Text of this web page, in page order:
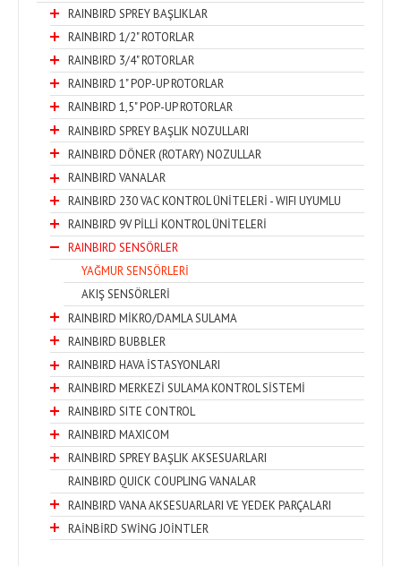
RAINBIRD SPREY BAŞLIKLAR
RAINBIRD 1/2" ROTORLAR
RAINBIRD 3/4" ROTORLAR
RAINBIRD 1" POP-UP ROTORLAR
RAINBIRD 1,5" POP-UP ROTORLAR
RAINBIRD SPREY BAŞLIK NOZULLARI
RAINBIRD DÖNER (ROTARY) NOZULLAR
RAINBIRD VANALAR
RAINBIRD 230 VAC KONTROL ÜNİTELERİ - WIFI UYUMLU
RAINBIRD 9V PİLLİ KONTROL ÜNİTELERİ
RAINBIRD SENSÖRLER
YAĞMUR SENSÖRLERİ
AKIŞ SENSÖRLERİ
RAINBIRD MİKRO/DAMLA SULAMA
RAINBIRD BUBBLER
RAINBIRD HAVA İSTASYONLARI
RAINBIRD MERKEZİ SULAMA KONTROL SİSTEMİ
RAINBIRD SITE CONTROL
RAINBIRD MAXICOM
RAINBIRD SPREY BAŞLIK AKSESUARLARI
RAINBIRD QUICK COUPLING VANALAR
RAINBIRD VANA AKSESUARLARI VE YEDEK PARÇALARI
RAİNBİRD SWİNG JOİNTLER